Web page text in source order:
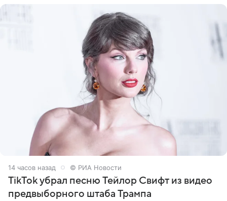
14 часов назад © РИА Новости
TikTok убрал песню Тейлор Свифт из видео
предвыборного штаба Трампа